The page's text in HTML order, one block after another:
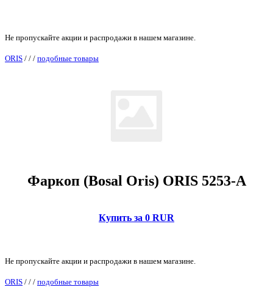
Не пропускайте акции и распродажи в нашем магазине.
ORIS / / / подобные товары
Фаркоп (Bosal Oris) ORIS 5253-A
Купить за 0 RUR
Не пропускайте акции и распродажи в нашем магазине.
ORIS / / / подобные товары